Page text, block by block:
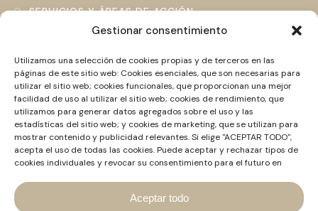
Gestionar consentimiento
Utilizamos una selección de cookies propias y de terceros en las
páginas de este sitio web: Cookies esenciales, que son necesarias para
utilizar el sitio web; cookies funcionales, que proporcionan una mejor
facilidad de uso al utilizar el sitio web; cookies de rendimiento, que
utilizamos para generar datos agregados sobre el uso y las
estadísticas del sitio web; y cookies de marketing, que se utilizan para
mostrar contenido y publicidad relevantes. Si elige "ACEPTAR TODO",
acepta el uso de todas las cookies. Puede aceptar y rechazar tipos de
cookies individuales y revocar su consentimiento para el futuro en
Aceptar todo
SERVICIOS Y ÁREAS DE ACCIÓN
Contacto
+34 661 463 306
HOLA@MEDIADORCONFLICTOS.COM
LINKEDIN
Normativa vigente
NORMATIVA CATALANA
NORMATIVA ESTATAL
NORMATIVA INTERNACIONAL
NOVEDAD NORMATIVA ESTATAL